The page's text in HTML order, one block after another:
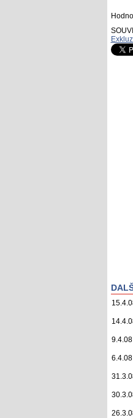
9.4.08
6.4.08